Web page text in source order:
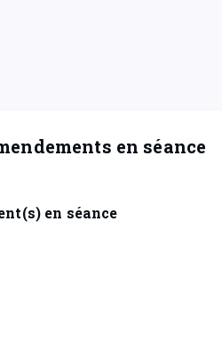
en séance
en séance